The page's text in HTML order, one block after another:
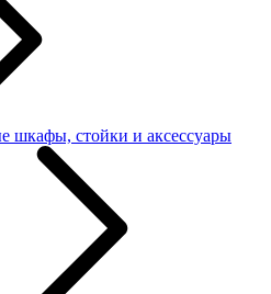
шкафы, стойки и аксессуары